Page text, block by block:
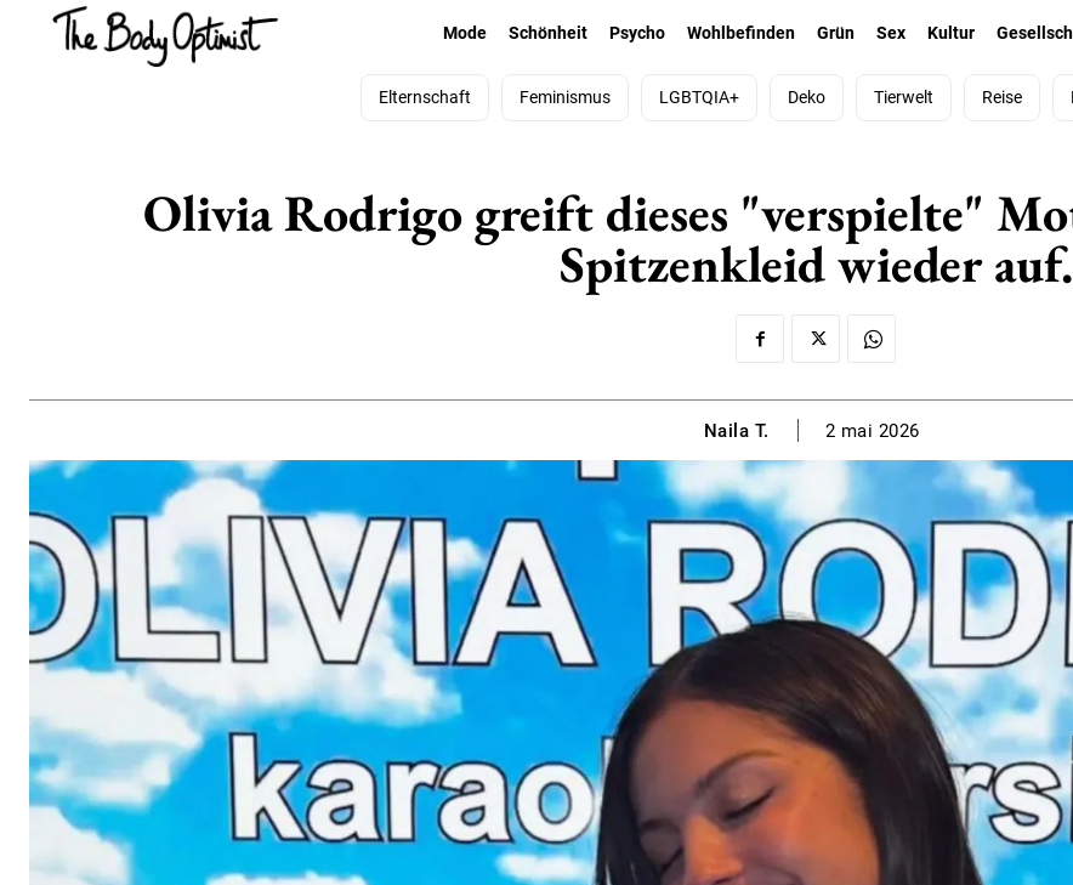
Mode Schönheit Psycho Wohlbefinden Grün Sex Kultur
Elternschaft Feminismus LGBTQIA+ Deko Tierwelt Reise
Olivia Rodrigo greift dieses "verspielte"
Spitzenkleid wieder auf.
Naila T. 2 mai 2026